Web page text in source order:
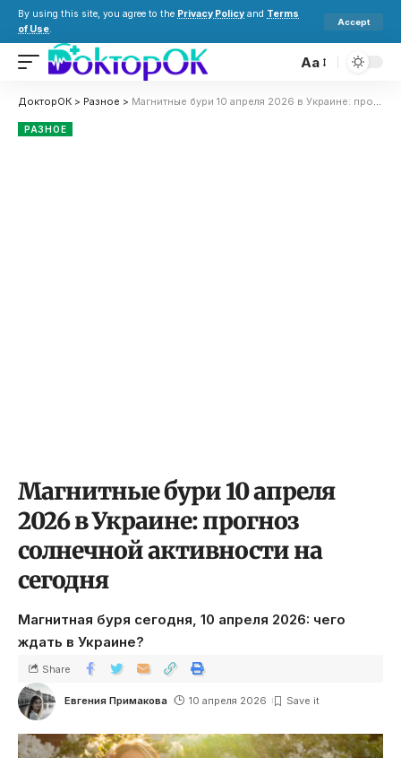
By using this site, you agree to the Privacy Policy and Terms
of Use.
Accept
Aa
ДокторОК > Разное > Магнитные бури 10 апреля 2026 в Украине: прогноз солнечной активности на сегодня
РАЗНОЕ
Магнитные бури 10 апреля
2026 в Украине: прогноз
солнечной активности на
сегодня
Магнитная буря сегодня, 10 апреля 2026: чего
ждать в Украине?
Евгения Примакова 10 апреля 2026
Share